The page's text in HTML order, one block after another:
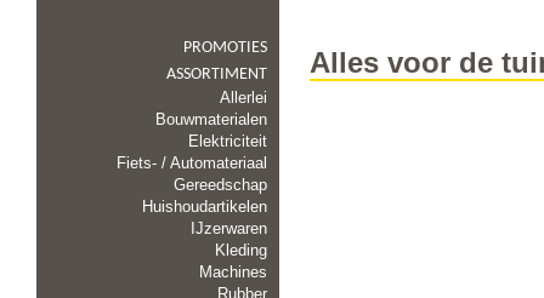
PROMOTIES
ASSORTIMENT
Allerlei
Bouwmaterialen
Elektriciteit
Fiets- / Automateriaal
Gereedschap
Huishoudartikelen
IJzerwaren
Kleding
Machines
Rubber
Alles voor de